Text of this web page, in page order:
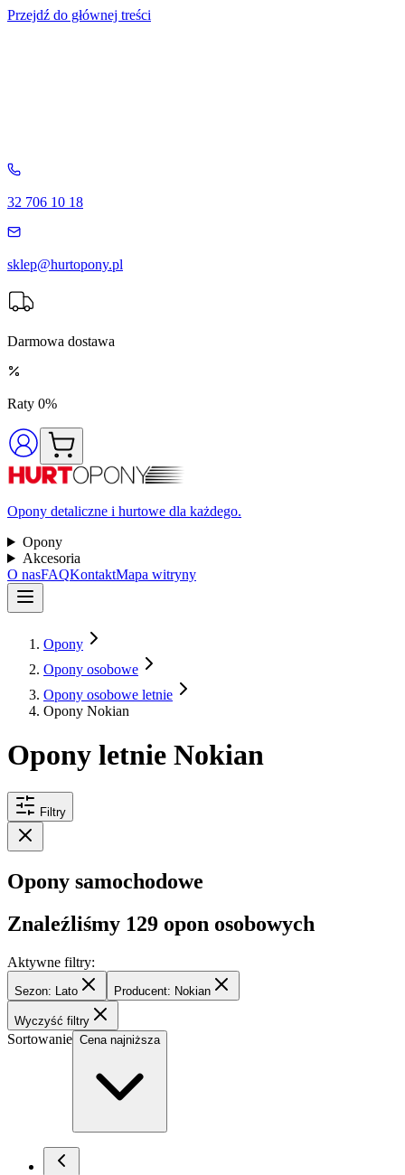
Przejdź do głównej treści
32 706 10 18
sklep@hurtopony.pl
Darmowa dostawa
Raty 0%
Opony detaliczne i hurtowe dla każdego.
Opony
Akcesoria
O nasFAQKontaktMapa witryny
Opony
Opony osobowe
Opony osobowe letnie
Opony Nokian
Opony letnie Nokian
Filtry
Opony samochodowe
Znaleźliśmy 129 opon osobowych
Aktywne filtry:
Sezon: Lato Producent: Nokian
Wyczyść filtry
Sortowanie Cena najniższa